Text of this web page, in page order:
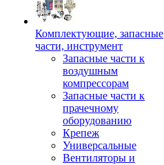
Комплектующие, запасные
части, инструмент
Запасные части к
воздушным
компрессорам
Запасные части к
прачечному
оборудованию
Крепеж
Универсальные
Вентиляторы и